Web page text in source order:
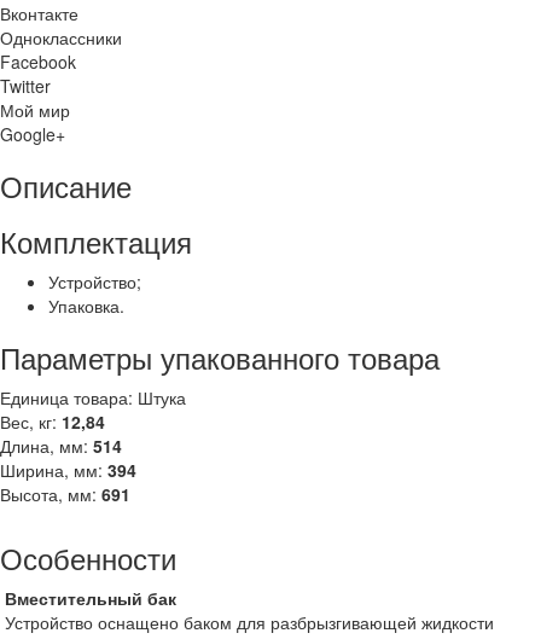
Вконтакте
Одноклассники
Facebook
Twitter
Мой мир
Google+
Описание
Комплектация
Устройство;
Упаковка.
Параметры упакованного товара
Единица товара: Штука
Вес, кг: 12,84
Длина, мм: 514
Ширина, мм: 394
Высота, мм: 691
Особенности
Вместительный бак
Устройство оснащено баком для разбрызгивающей жидкости